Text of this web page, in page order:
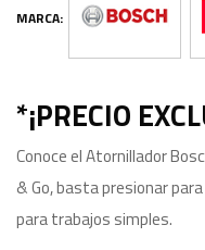
MARCA:
*¡PRECIO
Conoce el Atornillador
& Go, basta presionar
para trabajos simples.